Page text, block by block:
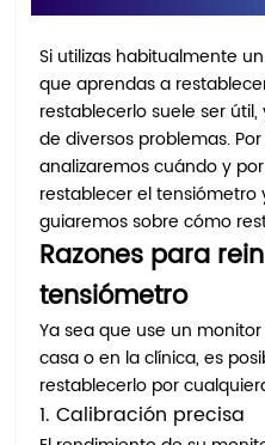
Si utilizas habitualmente
que aprendas a
restablecerlo suele ser
de diversos problemas.
analizaremos cuándo y
restablecer el tensiómetro
guiaremos sobre cómo
Razones para
tensiómetro
Ya sea que use un
casa o en la clínica, es
restablecerlo por
1. Calibración precisa